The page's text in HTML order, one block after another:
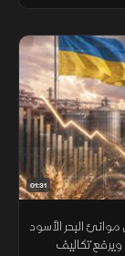
01:31
البحر الأسود
تكاليف